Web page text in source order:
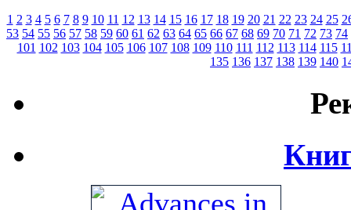
1 2 3 4 5 6 7 8 9 10 11 12 13 14 15 16 17 18 19 20 21 22 23 24 25
53 54 55 56 57 58 59 60 61 62 63 64 65 66 67 68 69 70 71 72 73 74
101 102 103 104 105 106 107 108 109 110 111 112 113 114 115
135 136 137 138 139 140